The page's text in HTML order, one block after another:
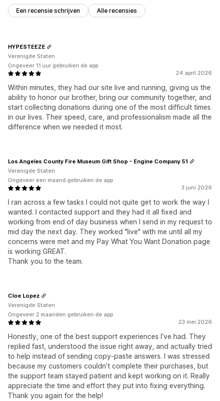
Een recensie schrijven Alle recensies
24 april 2026
Within minutes, they had our site live and running, giving us the
ability to honor our brother, bring our community together, and
start collecting donations during one of the most difficult times
in our lives. Their speed, care, and professionalism made all the
difference when we needed it most.
HYPESTEEZE
Verenigde Staten
Ongeveer 11 uur gebruiken de app
3 juni 2026
I ran across a few tasks I could not quite get to work the way I
wanted. I contacted support and they had it all fixed and
working from end of day business when I send in my request to
mid day the next day. They worked "live" with me until all my
concerns were met and my Pay What You Want Donation page
is working GREAT.
Thank you to the team.
Los Angeles County Fire Museum Gift Shop - Engine Company 51
Verenigde Staten
Ongeveer een maand gebruiken de app
23 mei 2026
Honestly, one of the best support experiences I’ve had. They
replied fast, understood the issue right away, and actually tried
to help instead of sending copy-paste answers. I was stressed
because my customers couldn’t complete their purchases, but
the support team stayed patient and kept working on it. Really
appreciate the time and effort they put into fixing everything.
Thank you again for the help!
Cloe Lopez
Verenigde Staten
Ongeveer 2 maanden gebruiken de app